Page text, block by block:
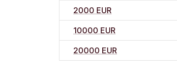
2000 EUR
10000 EUR
20000 EUR